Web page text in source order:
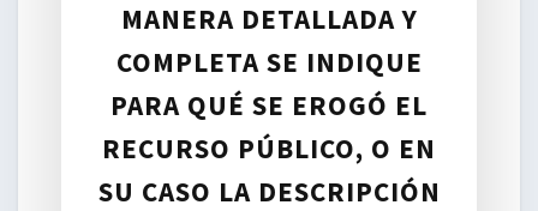
MANERA DETALLADA Y
COMPLETA SE INDIQUE
PARA QUÉ SE EROGÓ EL
RECURSO PÚBLICO, O EN
SU CASO LA DESCRIPCIÓN